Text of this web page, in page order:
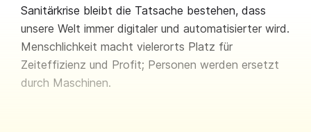
Sanitärkrise bleibt die Tatsache bestehen, dass
unsere Welt immer digitaler und automatisierter wird.
Menschlichkeit macht vielerorts Platz für
Zeiteffizienz und Profit; Personen werden ersetzt
durch Maschinen.